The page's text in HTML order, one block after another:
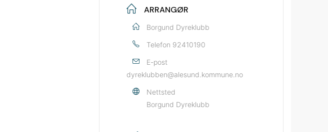
ARRANGØR
Borgund Dyreklubb
Telefon 92410190
E-post
dyreklubben@alesund.kommune.no
Nettsted
Borgund Dyreklubb